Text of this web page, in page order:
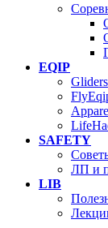
EQIP
Gliders
SAFETY
ЛП и
LIB